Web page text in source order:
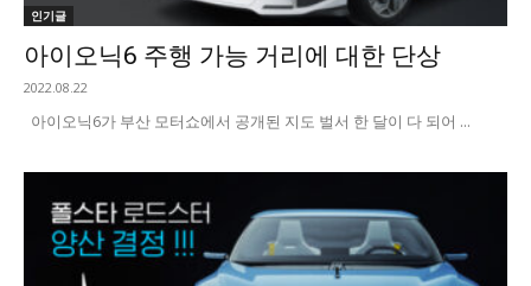
인기글
아이오닉6 주행 가능 거리에 대한 단상
2022.08.22
아이오닉6가 부산 모터쇼에서 공개된 지도 벌서 한 달이 다 되어 ...